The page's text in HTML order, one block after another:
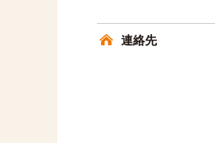
連絡先